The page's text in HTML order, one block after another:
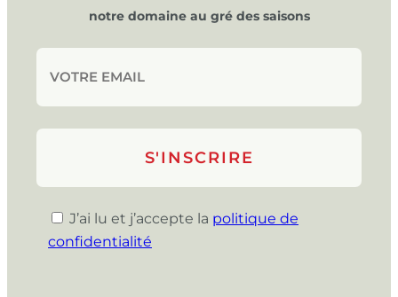
notre domaine au gré des saisons
J’ai lu et j’accepte la politique de
confidentialité